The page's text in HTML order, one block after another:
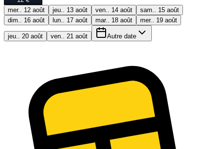
mer.. 12 août
jeu.. 13 août ven.. 14 août
sam.. 15 août
dim.. 16 août
lun.. 17 août mar.. 18 août mer.. 19 août
jeu.. 20 août ven.. 21 août Autre date